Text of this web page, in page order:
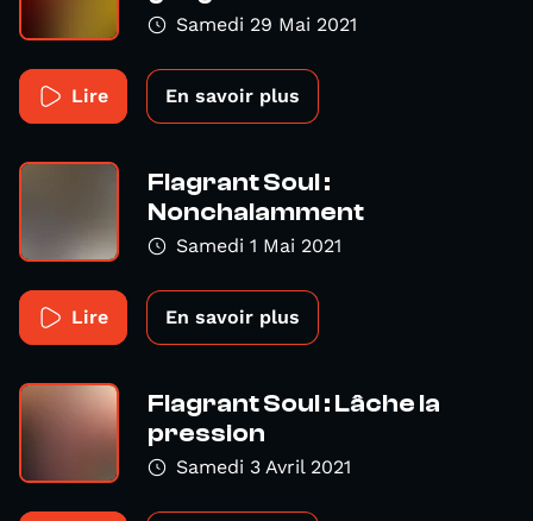
Samedi 29 Mai 2021
Lire En savoir plus
Flagrant Soul :
Nonchalamment
Samedi 1 Mai 2021
Lire En savoir plus
Flagrant Soul : Lâche la
pression
Samedi 3 Avril 2021